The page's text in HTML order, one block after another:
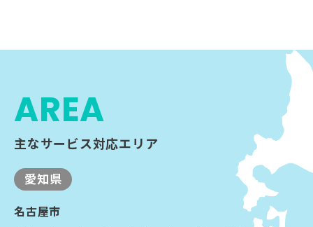
AREA
主なサービス対応エリア
愛知県
名古屋市